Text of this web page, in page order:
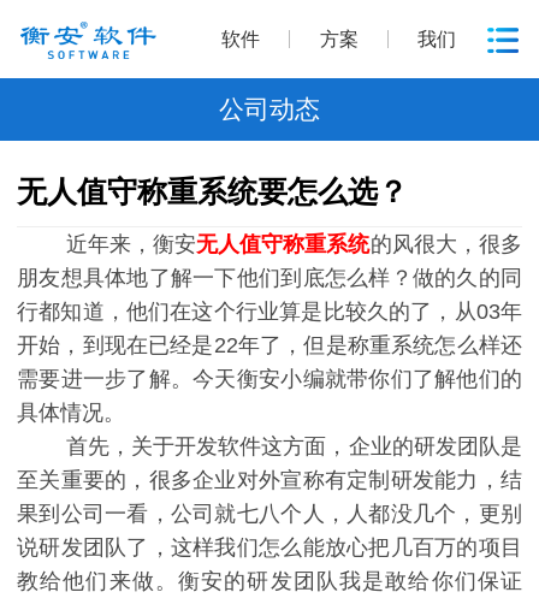
软件 方案 我们
公司动态
无人值守称重系统要怎么选？
近年来，衡安无人值守称重系统的风很大，很多
朋友想具体地了解一下他们到底怎么样？做的久的同
行都知道，他们在这个行业算是比较久的了，从03年
开始，到现在已经是22年了，但是称重系统怎么样还
需要进一步了解。今天衡安小编就带你们了解他们的
具体情况。
首先，关于开发软件这方面，企业的研发团队是
至关重要的，很多企业对外宣称有定制研发能力，结
果到公司一看，公司就七八个人，人都没几个，更别
说研发团队了，这样我们怎么能放心把几百万的项目
教给他们来做。衡安的研发团队我是敢给你们保证